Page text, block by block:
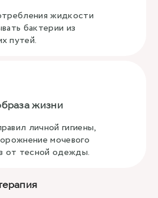
жидкости
бактерии из
путей.
жизни
личной гигиены,
мочевого
от тесной одежды.